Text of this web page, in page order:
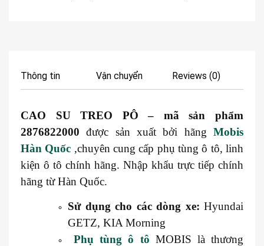
Thông tin Vận chuyển Reviews (0)
CAO SU TREO PÔ – mã sản phẩm
2876822000được sản xuất bởi hãngMobis
Hàn Quốc ,chuyên cung cấp phụ tùng ô tô, linh
kiện ô tô chính hãng. Nhập khẩu trực tiếp chính
hãng từ Hàn Quốc.
Sử dụng cho các dòng xe: Hyundai
GETZ, KIA Morning
Phụ tùng ô tô MOBIS là thương